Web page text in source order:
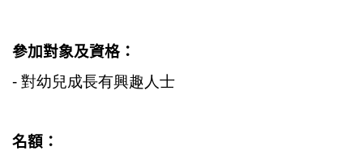
參加對象及資格：
- 對幼兒成長有興趣人士
名額：